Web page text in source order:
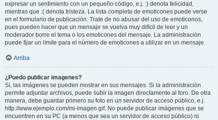
expresar un sentimiento con un pequeño código, e.j. :) denota felicidad,
mientras que :( denota tristeza. La lista completa de emoticones puede verse
en el formulario de publicación. Trate de no abusar del uso de emoticonos,
pues pueden hacer que un mensaje se vuelva muy difícil de leer y un
moderador borre el tema o los emoticones del mensaje. La administración
puede fijar un límite para el número de emoticones a utilizar en un mensaje.
Arriba
¿Puedo publicar imagenes?
Sí, las imágenes se pueden mostrar en sus mensajes. Si la administración
permite adjuntar archivos, puede subir la imagen directamente al foro. De otra
manera, debe guardar primero su foto en un servidor de acceso público, e.j.
http://www.ejemplo.com/mi-imagen.gif. No puede publicar imágenes que se
encuentren en su PC (a menos que sea un servidor de acceso público) ni